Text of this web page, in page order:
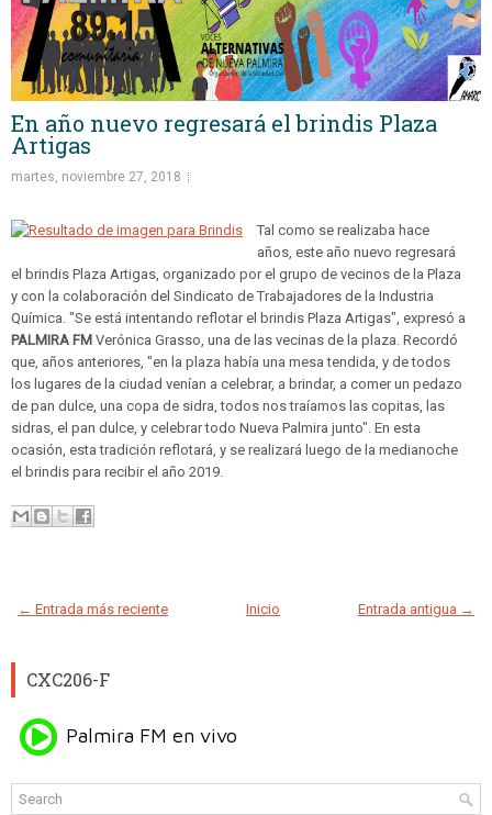
En año nuevo regresará el brindis Plaza
Artigas
martes, noviembre 27, 2018
Tal como se realizaba hace
años, este año nuevo regresará
el brindis Plaza Artigas, organizado por el grupo de vecinos de la Plaza
y con la colaboración del Sindicato de Trabajadores de la Industria
Química. "Se está intentando reflotar el brindis Plaza Artigas", expresó a
PALMIRA FM Verónica Grasso, una de las vecinas de la plaza. Recordó
que, años anteriores, "en la plaza había una mesa tendida, y de todos
los lugares de la ciudad venían a celebrar, a brindar, a comer un pedazo
de pan dulce, una copa de sidra, todos nos traíamos las copitas, las
sidras, el pan dulce, y celebrar todo Nueva Palmira junto". En esta
ocasión, esta tradición reflotará, y se realizará luego de la medianoche
el brindis para recibir el año 2019.
← Entrada más reciente Entrada antigua →
Inicio
CXC206-F